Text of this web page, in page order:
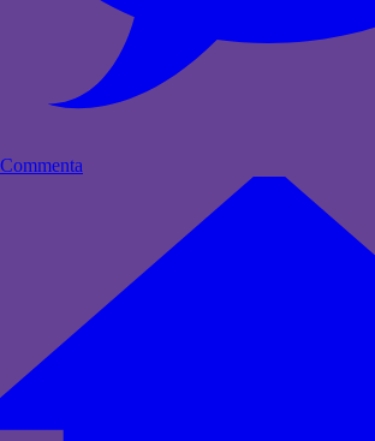
Commenta